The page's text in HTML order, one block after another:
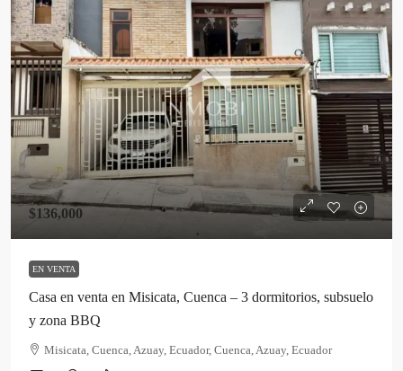
$136,000
EN VENTA
Casa en venta en Misicata, Cuenca – 3 dormitorios, subsuelo
y zona BBQ
Misicata, Cuenca, Azuay, Ecuador, Cuenca, Azuay, Ecuador